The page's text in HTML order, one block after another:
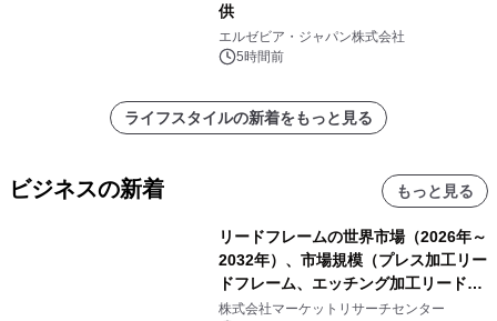
供
エルゼビア・ジャパン株式会社
5時間前
ライフスタイルの新着をもっと見る
ビジネスの新着 もっと見る
リードフレームの世界市場（2026年～
2032年）、市場規模（プレス加工リー
ドフレーム、エッチング加工リードフ
レーム）・分析レポートを発表
株式会社マーケットリサーチセンター